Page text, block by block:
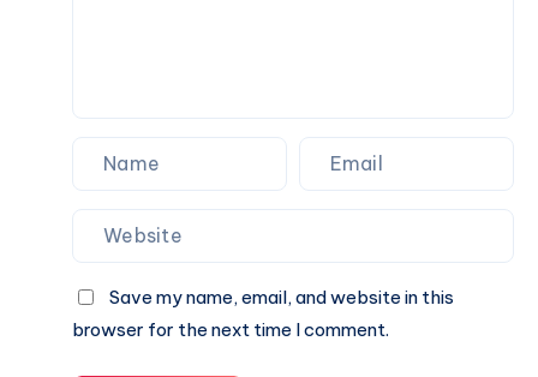
Save my name, email, and website in this
browser for the next time I comment.